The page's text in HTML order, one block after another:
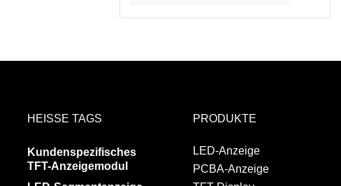
HEISSE TAGS
Kundenspezifisches
TFT-Anzeigemodul
PRODUKTE
LED-Anzeige
PCBA-Anzeige